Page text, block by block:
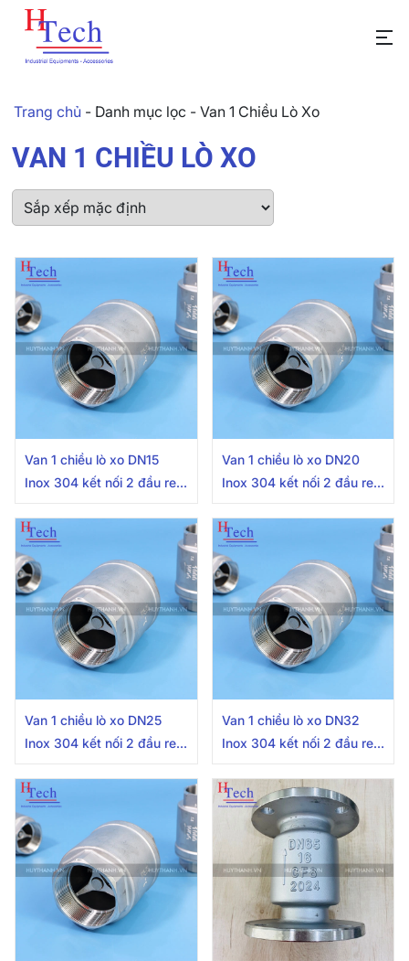
Trang chủ - Danh mục lọc - Van 1 Chiều Lò Xo
VAN 1 CHIỀU LÒ XO
Van 1 chiều lò xo DN15
Inox 304 kết nối 2 đầu ren
Van 1 chiều lò xo DN20
Inox 304 kết nối 2 đầu ren
Van 1 chiều lò xo DN25
Inox 304 kết nối 2 đầu ren
Van 1 chiều lò xo DN32
Inox 304 kết nối 2 đầu ren